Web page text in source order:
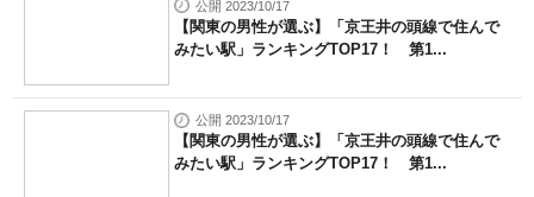
公開 2023/10/17
【関東の男性が選ぶ】「京王井の頭線で住んで
みたい駅」ランキングTOP17！ 第1...
公開 2023/10/17
【関東の男性が選ぶ】「京王井の頭線で住んで
みたい駅」ランキングTOP17！ 第1...